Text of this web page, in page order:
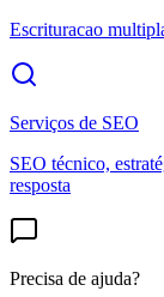
Escrituracao
Serviços de SEO
SEO técnico,
resposta
Precisa de ajuda?